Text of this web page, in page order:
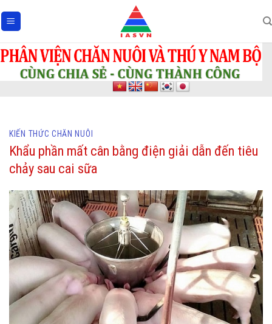
to
KIẾN THỨC CHĂN NUÔI
Khẩu phần mất cân bằng điện giải dẫn đến tiêu
chảy sau cai sữa